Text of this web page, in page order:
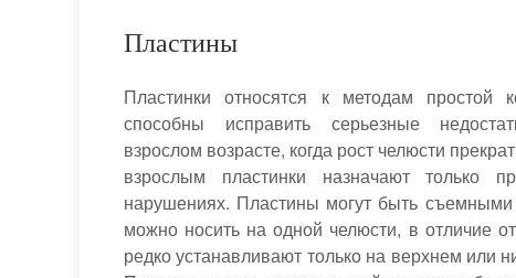
Пластины
Пластинки относятся к методам простой
способны исправить серьезные
взрослом возрасте, когда рост челюсти
взрослым пластинки назначают только
нарушениях. Пластины могут быть
можно носить на одной челюсти, в отличие
редко устанавливают только на верхнем или